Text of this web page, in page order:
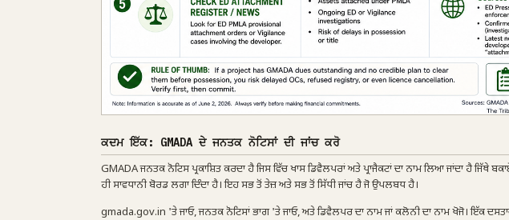
ਕਦਮ ਇੱਕ: GMADA ਦੇ ਜਨਤਕ ਨੋਟਿਸਾਂ ਦੀ ਜਾਂਚ ਕਰੋ
GMADA ਜਨਤਕ ਨੋਟਿਸ ਪ੍ਰਕਾਸ਼ਿਤ ਕਰਦਾ ਹੈ ਜਿਸ ਵਿੱਚ ਖਾਸ ਡਿਵੈਲਪਰਾਂ ਅਤੇ ਪ੍ਰਾਜੈਕਟਾਂ ਦਾ ਨਾਮ ਲਿਆ ਜਾਂਦਾ ਹੈ ਜਿੱਥੇ
ਹੀ ਸਾਵਧਾਨੀ ਬੋਰਡ ਲਗਾ ਦਿੰਦਾ ਹੈ। ਇਹ ਸਭ ਤੋਂ ਤੇਜ਼ ਅਤੇ ਸਭ ਤੋਂ ਸਿੱਧੀ ਜਾਂਚ ਹੈ ਜੋ ਉਪਲਬਧ ਹੈ।
gmada.gov.in 'ਤੇ ਜਾਓ, ਜਨਤਕ ਨੋਟਿਸਾਂ ਭਾਗ 'ਤੇ ਜਾਓ, ਅਤੇ ਡਿਵੈਲਪਰ ਦਾ ਨਾਮ ਜਾਂ ਕਲੋਨੀ ਦਾ ਨਾਮ ਖੋਜੋ। ਇੱਕ